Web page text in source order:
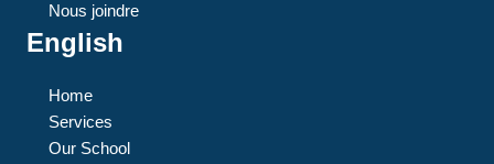
Nous joindre
English
Home
Services
Our School